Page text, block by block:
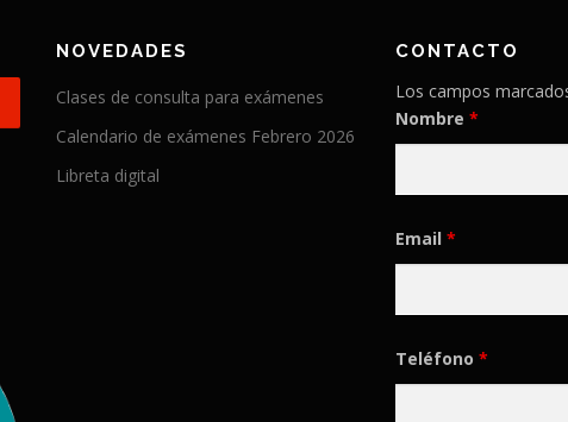
NOVEDADES
Clases de consulta para exámenes
Calendario de exámenes Febrero 2026
Libreta digital
CONTACTO
Los campos
Nombre *
Email *
Teléfono *